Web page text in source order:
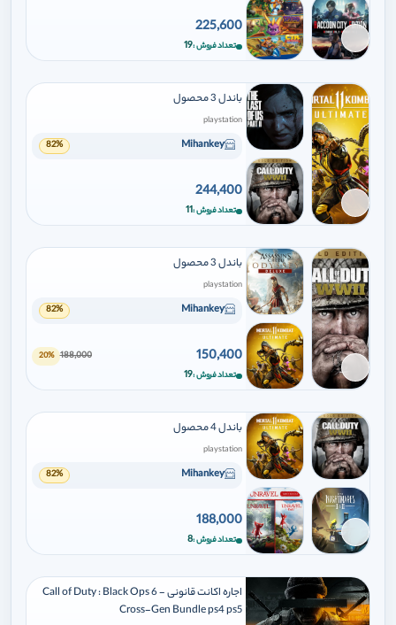
برای افزودن وارد شوید
225,600
تعداد فروش 19
برای افزودن وارد شوید
باندل 3 محصول
playstation
Mihankey
82%
244,400
تعداد فروش 11
برای افزودن وارد شوید
باندل 3 محصول
playstation
Mihankey
82%
150,400
188,000
20%
تعداد فروش 19
برای افزودن وارد شوید
باندل 4 محصول
playstation
Mihankey
82%
188,000
تعداد فروش 8
اجاره اکانت قانونی Call of Duty : Black Ops 6 -
Cross-Gen Bundle ps4 ps5